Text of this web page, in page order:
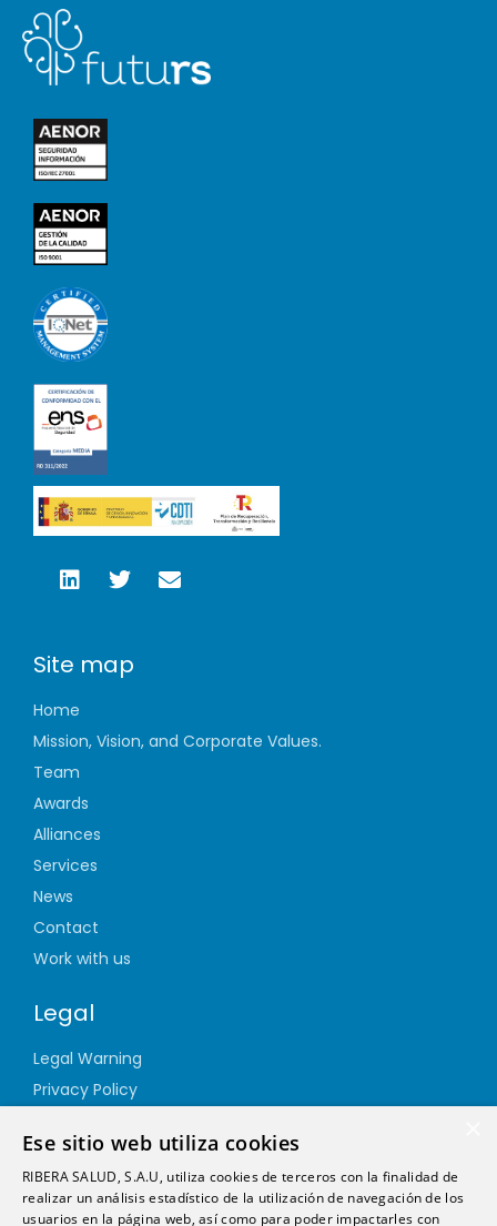
Site map
Home
Mission, Vision, and Corporate Values.
Team
Awards
Alliances
Services
News
Contact
Work with us
Legal
Legal Warning
Privacy Policy
Quality Policy
Information Security Policy
Ethics channel
Ese sitio web utiliza cookies
RIBERA SALUD, S.A.U, utiliza cookies de terceros con la finalidad de
realizar un análisis estadístico de la utilización de navegación de los
usuarios en la página web, así como para poder impactarles con